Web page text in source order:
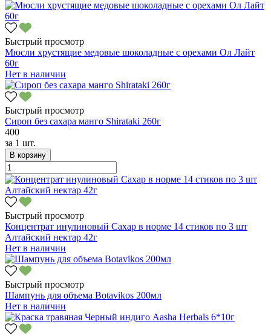
Быстрый просмотр
Мюсли хрустящие медовые шоколадные с орехами Ол Лайт
60г
Нет в наличии
Быстрый просмотр
Сироп без сахара манго Shirataki 260г
400
за 1 шт.
В корзину
Быстрый просмотр
Концентрат инулиновый Сахар в норме 14 стиков по 3 шт
Алтайский нектар 42г
Нет в наличии
Быстрый просмотр
Шампунь для объема Botavikos 200мл
Нет в наличии